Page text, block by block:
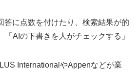
答に点数を付けたり、検索結果が的
「AIの下書きを人がチェックする」
InternationalやAppenなどが業